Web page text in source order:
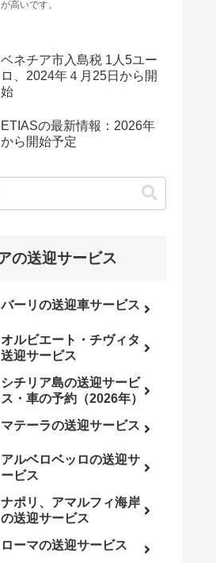
が高いです。
ベネチア市入島税 1人5ユー
ロ、2024年４月25日から開
始
ETIASの最新情報：2026年
から開始予定
の送迎サービス
バーリの送迎車サービス
オルビエート・チヴィタ
送迎サービス
シチリア島の送迎サービ
ス・車の予約（2026年）
マテーラの送迎サービス
アルベロベッロの送迎サ
ービス
ナポリ、アマルフィ海岸
の送迎サービス
ローマの送迎サービス